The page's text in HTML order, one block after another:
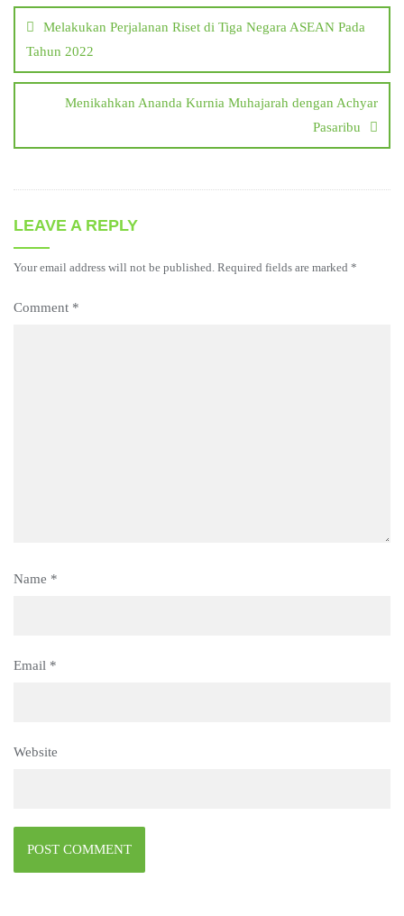
navigation
Melakukan Perjalanan Riset di Tiga Negara ASEAN Pada
Tahun 2022
Menikahkan Ananda Kurnia Muhajarah dengan Achyar
Pasaribu
LEAVE A REPLY
Your email address will not be published. Required fields are marked *
Comment *
Name *
Email *
Website